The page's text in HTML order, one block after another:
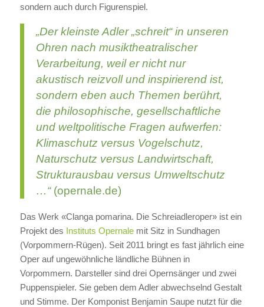
sondern auch durch Figurenspiel.
„Der kleinste Adler „schreit“ in unseren
Ohren nach musiktheatralischer
Verarbeitung, weil er nicht nur
akustisch reizvoll und inspirierend ist,
sondern eben auch Themen berührt,
die philosophische, gesellschaftliche
und weltpolitische Fragen aufwerfen:
Klimaschutz versus Vogelschutz,
Naturschutz versus Landwirtschaft,
Strukturausbau versus Umweltschutz
…“(opernale.de)
Das Werk «Clanga pomarina. Die Schreiadleroper» ist ein
Projekt des Instituts Opernalemit Sitz in Sundhagen
(Vorpommern-Rügen). Seit 2011 bringt es fast jährlich eine
Oper auf ungewöhnliche ländliche Bühnen in
Vorpommern. Darsteller sind drei Opernsänger und zwei
Puppenspieler. Sie geben dem Adler abwechselnd Gestalt
und Stimme. Der Komponist Benjamin Saupe nutzt für die